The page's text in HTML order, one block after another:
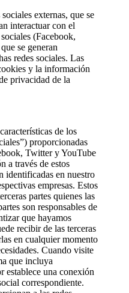
externas, que se
interactuar con el
(Facebook,
se generan
redes sociales. Las
y la información
privacidad de la
de los
proporcionadas
Twitter y YouTube
a través de estos
identificadas en nuestro
empresas. Estos
partes quienes las
son responsables de
que hayamos
recibir de las terceras
en cualquier momento
Cuando visite
que incluya
establece una conexión
correspondiente.